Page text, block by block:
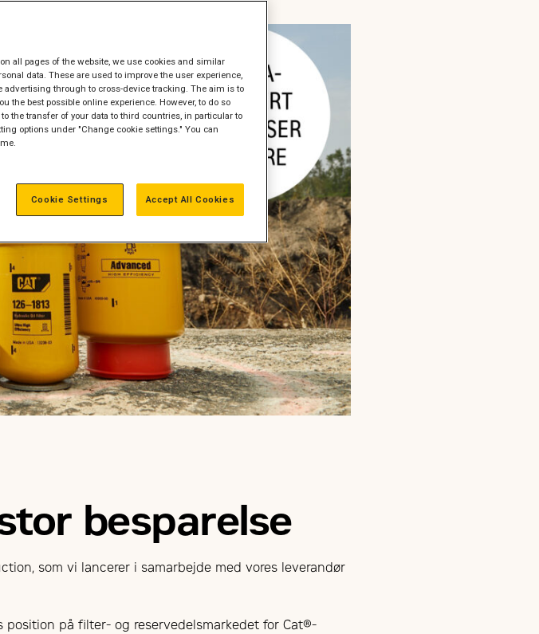
besparelse
som vi lancerer i samarbejde med vores leverandør
på filter- og reservedelsmarkedet for Cat®-
all pages of the website, we use cookies and similar
data. These are used to improve the user experience,
through to cross-device tracking. The aim is to
the best possible online experience. However, to do so
the transfer of your data to third countries, in particular to
options under "Change cookie settings." You can
Accept All Cookies
Cookie Settings